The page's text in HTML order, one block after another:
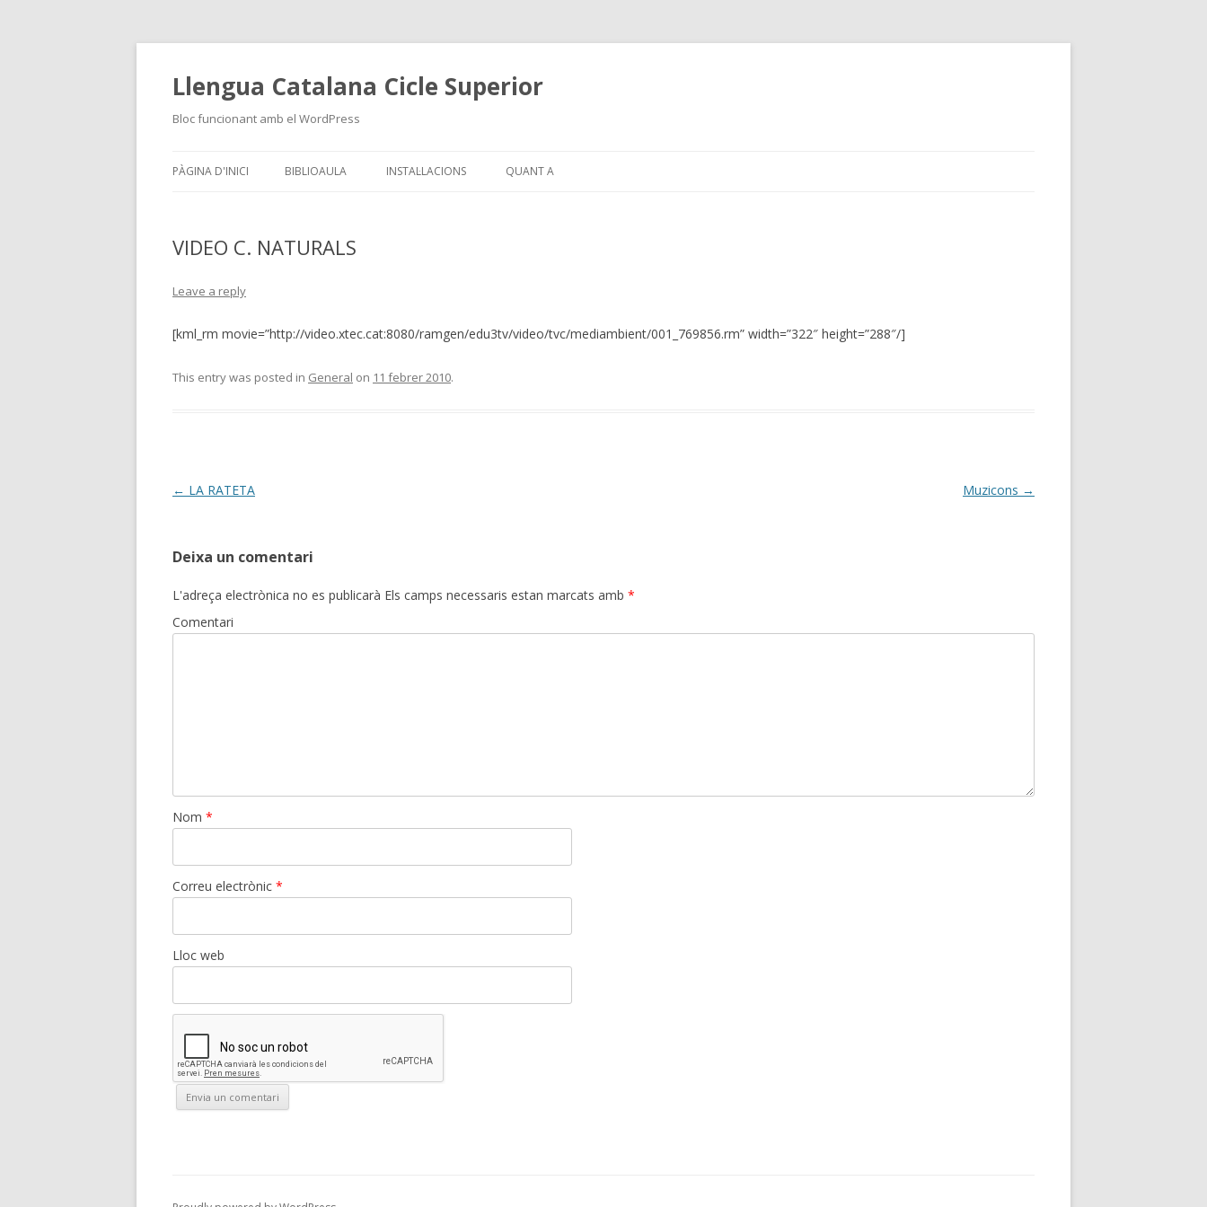
Llengua Catalana Cicle Superior
Bloc funcionant amb el WordPress
PÀGINA D'INICI BIBLIOAULA INSTAL·LACIONS QUANT A
VIDEO C. NATURALS
Leave a reply
[kml_rm movie=”http://video.xtec.cat:8080/ramgen/edu3tv/video/tvc/mediambient/001_769856.rm” width=”322″ height=”288″/]
This entry was posted in General on 11 febrer 2010.
Post
← LA RATETA Muzicons →
Deixa un comentari
L'adreça electrònica no es publicarà Els camps necessaris estan marcats amb *
Comentari
Nom *
Correu electrònic *
Lloc web